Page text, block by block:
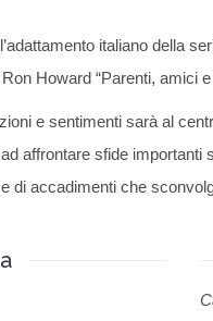
italiano della
Howard “Parenti, amici e
e sentimenti sarà al
affrontare sfide
di accadimenti che